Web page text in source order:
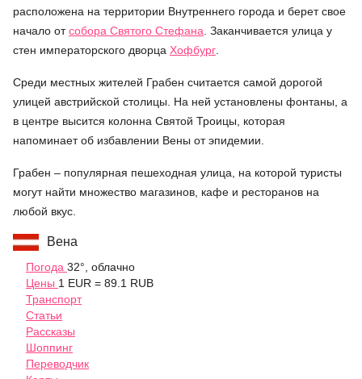
расположена на территории Внутреннего города и берет свое
начало отсобора Святого Стефана. Заканчивается улица у
стен императорского дворца Хофбург.
Среди местных жителей Грабен считается самой дорогой
улицей австрийской столицы. На ней установлены фонтаны, а
в центре высится колонна Святой Троицы, которая
напоминает об избавлении Вены от эпидемии.
Грабен – популярная пешеходная улица, на которой туристы
могут найти множество магазинов, кафе и ресторанов на
любой вкус.
Вена
Погода 32°, облачно
Цены 1 EUR = 89.1 RUB
Транспорт
Статьи
Рассказы
Шоппинг
Переводчик